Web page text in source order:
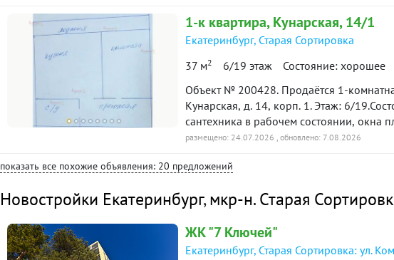
маткапитал не использован, продается не в браке. Инфраструктура:
пункты выдачи заказов, фитнес-клуб,
и парк-стадион «Локомотив», Для
школьников две школы №129, чуть
что нужно для размеренного
спокойствия. Одним словом продаем
объект. Отдельно можно приобрести -
большая кровать, вместительный шкаф
Оформление ипотеки на этот дом для
Недвижимости гарантирует
1-к квартира, Кунарская, 14/1
Екатеринбург, Старая Сортировка
37 м2 6/19 этаж Состояние: хорошее
Объект № 200428. Продаётся 1-комнатная
Кунарская, д. 14, корп. 1. Этаж: 6/
сантехника в рабочем состоянии, окна
— рядом магазины, остановки
время! ***Гарантийный сертификат
размещено: 24.07.2026 , обновлено: 7.08.2026
показать все похожие объявления: 20 предложений
Новостройки Екатеринбург,мкр-н. Старая
ЖК "7 Ключей"
Екатеринбург, Старая Сортировка: ул.